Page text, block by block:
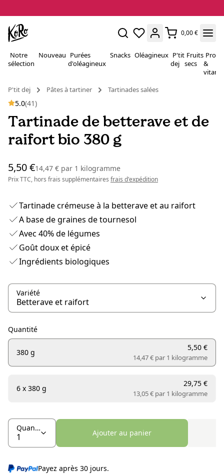
0,00 €
Notre
sélection
Nouveau Purées
d'oléagineux
Snacks Oléagineux P'tit
dej
Fruits
secs
&
P'tit dej
Pâtes à tartiner Tartinades salées
5.0(41)
Tartinade de betterave et de
raifort bio 380 g
5,50 €14,47 € par 1 kilogramme
Prix TTC, hors frais supplémentaires frais d'expédition
Tartinade crémeuse à la betterave et au raifort
A base de graines de tournesol
Avec 40% de légumes
Goût doux et épicé
Ingrédients biologiques
Variété
Quantité
380 g
5,50 €
14,47 € par 1 kilogramme
6 x 380 g
29,75 €
13,05 € par 1 kilogramme
Quantité
Ajouter au panier
Payez après 30 jours.